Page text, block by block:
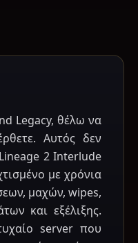
Legacy, θέλω να
Αυτός δεν
2 Interlude
με χρόνια
μαχών, wipes,
και εξέλιξης.
server που